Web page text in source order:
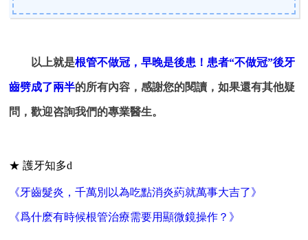
以上就是根管不做冠，早晚是後患！患者“不做冠”後牙
齒劈成了兩半的所有內容，感謝您的閱讀，如果還有其他疑
問，歡迎咨詢我們的專業醫生。
★ 護牙知多d
《牙齒髮炎，千萬別以為吃點消炎葯就萬事大吉了》
《爲什麽有時候根管治療需要用顯微鏡操作？》